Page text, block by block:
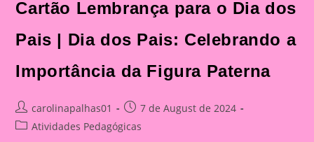
Cartão Lembrança para o Dia dos
Pais | Dia dos Pais: Celebrando a
Importância da Figura Paterna
Post
author:
carolinapalhas01
Post
published:
7 de August de 2024
PostAtividades Pedagógicas